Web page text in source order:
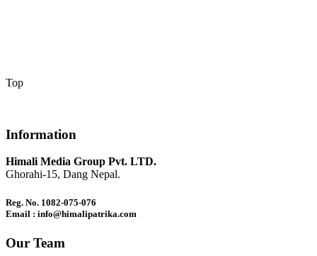
Top
Information
Himali Media Group Pvt. LTD.
Ghorahi-15, Dang Nepal.
Reg. No. 1082-075-076
Email : info@himalipatrika.com
Our Team